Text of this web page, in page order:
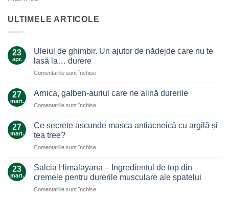
ULTIMELE ARTICOLE
23
apr.
Uleiul de ghimbir. Un ajutor de nădejde care nu te
lasă la… durere
Comentariile sunt închisepentru
de
Un
de
nu
lasă
la…
27
mart.
Arnica, galben-auriul care ne alină durerile
Comentariile sunt închisepentru
galben-
ne
durerile
27
mart.
Ce secrete ascunde masca antiacneică cu argilă și
tea tree?
Comentariile sunt închisepentru
secrete
ascunde
masca
antiacneică
23
mart.
Salcia Himalayana – Ingredientul de top din
cremele pentru durerile musculare ale spatelui
Comentariile sunt închisepentru